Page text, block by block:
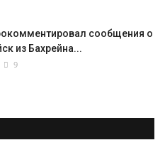
сообщения о
из Бахрейна...
9